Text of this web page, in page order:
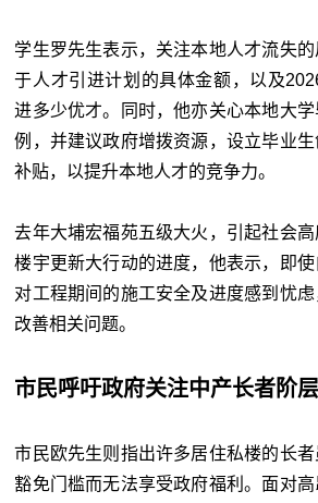
学生罗先生表示，关注本地人才流失
于人才引进计划的具体金额，以及
进多少优才。同时，他亦关心本地大
例，并建议政府增拨资源，设立毕业
补贴，以提升本地人才的竞争力。
去年大埔宏福苑五级大火，引起社会
楼宇更新大行动的进度，他表示，即
对工程期间的施工安全及进度感到忧
改善相关问题。
市民呼吁政府关注中产长者阶
市民欧先生则指出许多居住私楼的长
豁免门槛而无法享受政府福利。面对